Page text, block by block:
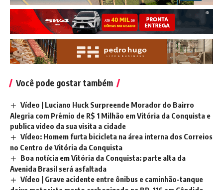
Você pode gostar também
Vídeo | Luciano Huck Surpreende Morador do Bairro
Alegria com Prêmio de R$ 1 Milhão em Vitória da Conquista e
publica video da sua visita a cidade
Vídeo: Homem furta bicicleta na área interna dos Correios
no Centro de Vitória da Conquista
Boa notícia em Vitória da Conquista: parte alta da
Avenida Brasil será asfaltada
Vídeo | Grave acidente entre ônibus e caminhão-tanque